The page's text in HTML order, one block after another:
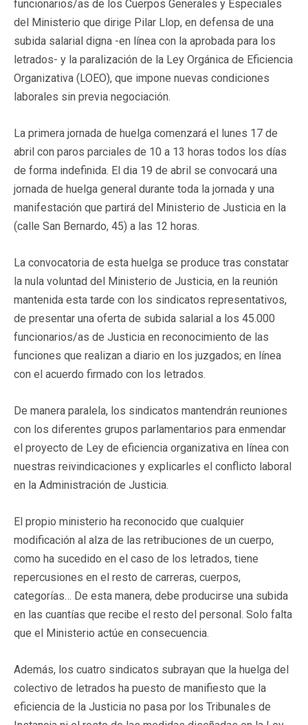
funcionarios/as de los Cuerpos Generales y Especiales
del Ministerio que dirige Pilar Llop, en defensa de una
subida salarial digna -en línea con la aprobada para los
letrados- y la paralización de la Ley Orgánica de Eficiencia
Organizativa (LOEO), que impone nuevas condiciones
laborales sin previa negociación.
La primera jornada de huelga comenzará el lunes 17 de
abril con paros parciales de 10 a 13 horas todos los días
de forma indefinida. El dia 19 de abril se convocará una
jornada de huelga general durante toda la jornada y una
manifestación que partirá del Ministerio de Justicia en la
(calle San Bernardo, 45) a las 12 horas.
La convocatoria de esta huelga se produce tras constatar
la nula voluntad del Ministerio de Justicia, en la reunión
mantenida esta tarde con los sindicatos representativos,
de presentar una oferta de subida salarial a los 45.000
funcionarios/as de Justicia en reconocimiento de las
funciones que realizan a diario en los juzgados; en línea
con el acuerdo firmado con los letrados.
De manera paralela, los sindicatos mantendrán reuniones
con los diferentes grupos parlamentarios para enmendar
el proyecto de Ley de eficiencia organizativa en línea con
nuestras reivindicaciones y explicarles el conflicto laboral
en la Administración de Justicia.
El propio ministerio ha reconocido que cualquier
modificación al alza de las retribuciones de un cuerpo,
como ha sucedido en el caso de los letrados, tiene
repercusiones en el resto de carreras, cuerpos,
categorías… De esta manera, debe producirse una subida
en las cuantías que recibe el resto del personal. Solo falta
que el Ministerio actúe en consecuencia.
Además, los cuatro sindicatos subrayan que la huelga del
colectivo de letrados ha puesto de manifiesto que la
eficiencia de la Justicia no pasa por los Tribunales de